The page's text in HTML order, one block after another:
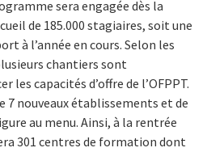
sera engagée dès la
de 185.000 stagiaires, soit une
à l’année en cours. Selon les
chantiers sont
les capacités d’offre de l’OFPPT.
7 nouveaux établissements et de
au menu. Ainsi, à la rentrée
301 centres de formation dont